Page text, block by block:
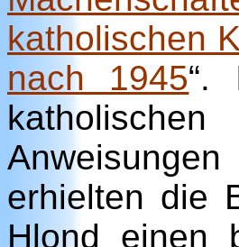
katholischen
nach 1945“.
erhielten die
Hlond einen